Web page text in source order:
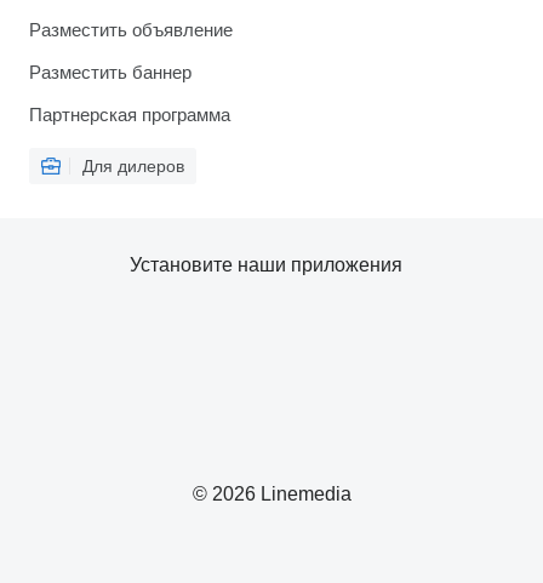
Разместить объявление
Разместить баннер
Партнерская программа
Для дилеров
© 2026 Linemedia
Установите наши приложения